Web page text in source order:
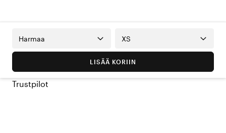
Harmaa XS
LISÄÄ KORIIN
Trustpilot